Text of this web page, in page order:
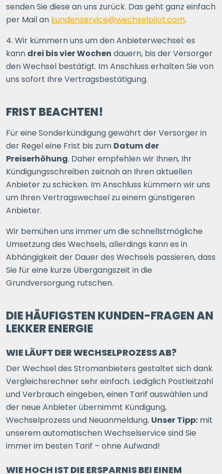
senden Sie diese an uns zurück. Das geht ganz einfach
per Mail an kundenservice@wechselpilot.com.
4. Wir kümmern uns um den Anbieterwechsel: es
kann drei bis vier Wochen dauern, bis der Versorger
den Wechsel bestätigt. Im Anschluss erhalten Sie von
uns sofort Ihre Vertragsbestätigung.
FRIST BEACHTEN!
Für eine Sonderkündigung gewährt der Versorger in
der Regel eine Frist bis zum Datum der
Preiserhöhung. Daher empfehlen wir Ihnen, Ihr
Kündigungsschreiben zeitnah an Ihren aktuellen
Anbieter zu schicken. Im Anschluss kümmern wir uns
um Ihren Vertragswechsel zu einem günstigeren
Anbieter.
Wir bemühen uns immer um die schnellstmögliche
Umsetzung des Wechsels, allerdings kann es in
Abhängigkeit der Dauer des Wechsels passieren, dass
Sie für eine kurze Übergangszeit in die
Grundversorgung rutschen.
DIE HÄUFIGSTEN KUNDEN-FRAGEN AN
LEKKER ENERGIE
WIE LÄUFT DER WECHSELPROZESS AB?
Der Wechsel des Stromanbieters gestaltet sich dank
Vergleichsrechner sehr einfach. Lediglich Postleitzahl
und Verbrauch eingeben, einen Tarif auswählen und
der neue Anbieter übernimmt Kündigung,
Wechselprozess und Neuanmeldung. Unser Tipp: mit
unserem automatischen Wechselservice sind Sie
immer im besten Tarif – ohne Aufwand!
WIE HOCH IST DIE ERSPARNIS BEI EINEM